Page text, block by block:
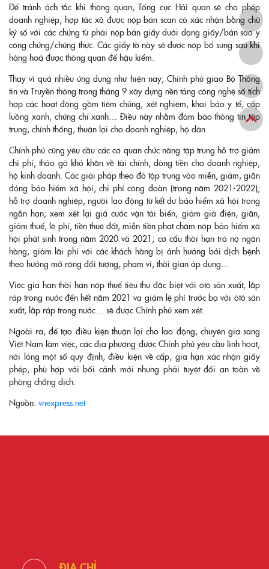
Để tránh ách tắc khi thông quan, Tổng cục Hải quan sẽ cho phép
doanh nghiệp, hợp tác xã được nộp bản scan có xác nhận bằng chữ
ký số với các chứng từ phải nộp bản giấy dưới dạng giấy/bản sao y
công chứng/chứng thực. Các giấy tờ này sẽ được nộp bổ sung sau khi
hàng hoá được thông quan để hậu kiểm.
Thay vì quá nhiều ứng dụng như hiện nay, Chính phủ giao Bộ Thông
tin và Truyền thông trong tháng 9 xây dựng nền tảng công nghệ số tích
hợp các hoạt động gồm tiêm chủng, xét nghiệm, khai báo y tế, cấp
luồng xanh, chứng chỉ xanh… Điều này nhằm đảm bảo thông tin tập
trung, chính thống, thuận lợi cho doanh nghiệp, hộ dân.
Chính phủ cũng yêu cầu các cơ quan chức năng tập trung hỗ trợ giảm
chi phí, tháo gỡ khó khăn về tài chính, dòng tiền cho doanh nghiệp,
hộ kinh doanh. Các giải pháp theo đó tập trung vào miễn, giảm, giãn
đóng bảo hiểm xã hội, chi phí công đoàn (trong năm 2021-2022);
hỗ trợ doanh nghiệp, người lao động từ kết dư bảo hiểm xã hội trong
ngắn hạn; xem xét lại giá cước vận tải biển, giảm giá điện, giãn,
giảm thuế, lệ phí, tiền thuê đất, miễn tiền phạt chậm nộp bảo hiểm xã
hội phát sinh trong năm 2020 và 2021; cơ cấu thời hạn trả nợ ngân
hàng, giảm lãi phí với các khách hàng bị ảnh hưởng bởi dịch bệnh
theo hướng mở rộng đối tượng, phạm vi, thời gian áp dụng…
Việc gia hạn thời hạn nộp thuế tiêu thụ đặc biệt với ôtô sản xuất, lắp
ráp trong nước đến hết năm 2021 va giảm lệ phí trước bạ với ôtô sản
xuất, lắp ráp trong nước… sẽ được Chính phủ xem xét.
Ngoài ra, để tạo điều kiện thuận lợi cho lao động, chuyên gia sang
Việt Nam làm việc, các địa phương được Chính phủ yêu cầu linh hoạt,
nới lỏng một số quy định, điều kiện về cấp, gia hạn xác nhận giấy
phép, phù hợp với bối cảnh mới nhưng phải tuyệt đối an toàn về
phòng chống dịch.
Nguồn: vnexpress.net